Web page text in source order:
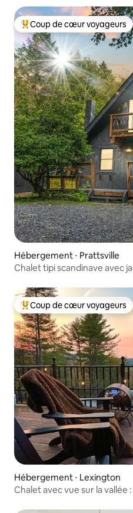
Coups de cœur voyageurs
Coup de cœur voyageurs
Hébergement ⋅ Prattsville
Chalet tipi scandinave avec
Coups de cœur voyageurs
Coup de cœur voyageurs
Hébergement ⋅ Lexington
Chalet avec vue sur la vallée